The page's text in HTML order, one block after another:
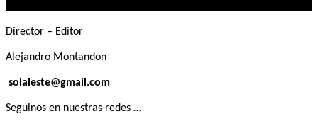
Director – Editor
Alejandro Montandon
solaleste@gmail.com
Seguinos en nuestras redes …